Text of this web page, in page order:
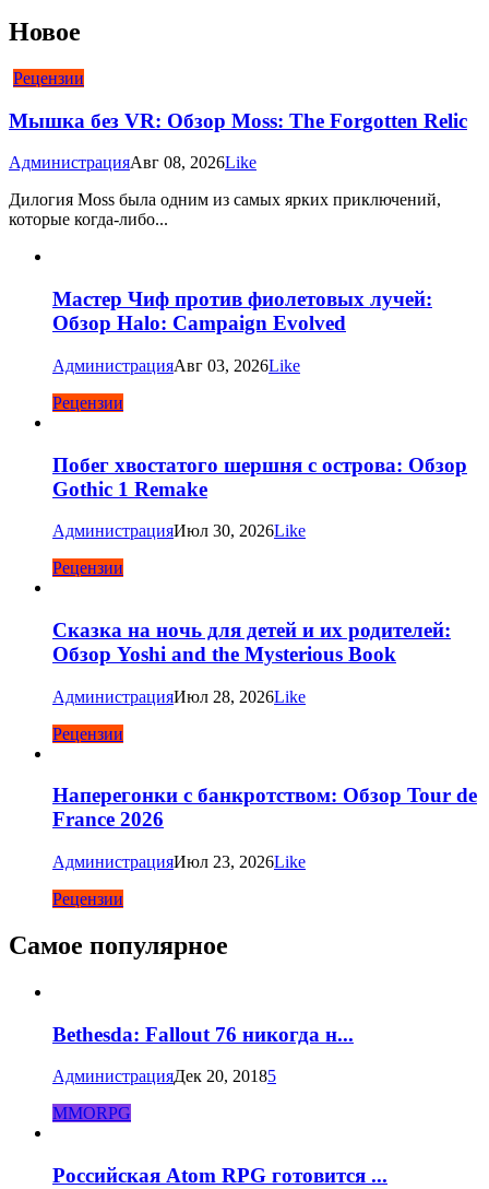
Новое
Рецензии
Мышка без VR: Обзор Moss: The Forgotten Relic
АдминистрацияАвг 08, 2026Like
Дилогия Moss была одним из самых ярких приключений,
которые когда-либо...
Мастер Чиф против фиолетовых лучей:
Обзор Halo: Campaign Evolved
АдминистрацияАвг 03, 2026Like
Рецензии
Побег хвостатого шершня с острова: Обзор
Gothic 1 Remake
АдминистрацияИюл 30, 2026Like
Рецензии
Сказка на ночь для детей и их родителей:
Обзор Yoshi and the Mysterious Book
АдминистрацияИюл 28, 2026Like
Рецензии
Наперегонки с банкротством: Обзор Tour de
France 2026
АдминистрацияИюл 23, 2026Like
Рецензии
Самое популярное
Bethesda: Fallout 76 никогда н...
АдминистрацияДек 20, 20185
MMORPG
Российская Atom RPG готовится ...